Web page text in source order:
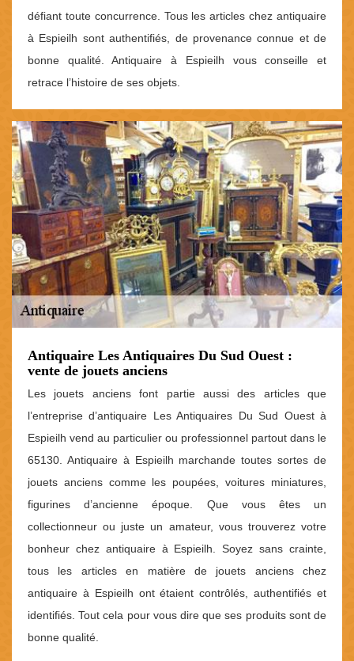
défiant toute concurrence. Tous les articles chez antiquaire
à Espieilh sont authentifiés, de provenance connue et de
bonne qualité. Antiquaire à Espieilh vous conseille et
retrace l’histoire de ses objets.
Antiquaire Les Antiquaires Du Sud Ouest :
vente de jouets anciens
Les jouets anciens font partie aussi des articles que
l’entreprise d’antiquaire Les Antiquaires Du Sud Ouest à
Espieilh vend au particulier ou professionnel partout dans le
65130. Antiquaire à Espieilh marchande toutes sortes de
jouets anciens comme les poupées, voitures miniatures,
figurines d’ancienne époque. Que vous êtes un
collectionneur ou juste un amateur, vous trouverez votre
bonheur chez antiquaire à Espieilh. Soyez sans crainte,
tous les articles en matière de jouets anciens chez
antiquaire à Espieilh ont étaient contrôlés, authentifiés et
identifiés. Tout cela pour vous dire que ses produits sont de
bonne qualité.